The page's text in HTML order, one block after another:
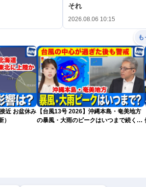
それ
2026.08.06 10:15
も
休み
【台風13号 2026】沖縄本島・奄美地方
の暴風・大雨のピークはいつまで続く？